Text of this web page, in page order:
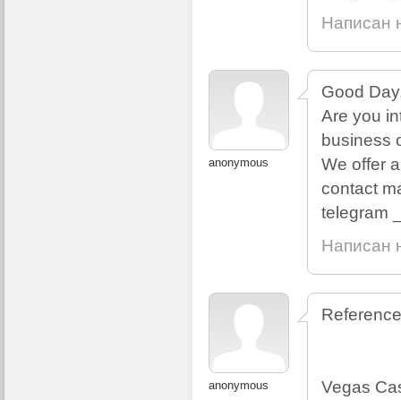
Написан
anonymous
Good
Are you
business
We offer
contact
telegram
Написан
anonymous
Vegas